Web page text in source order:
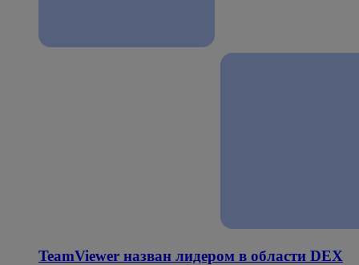
TeamViewer назван лидером в области DEX